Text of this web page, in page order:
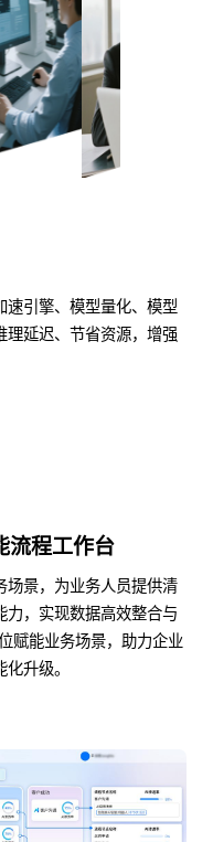
速引擎、模型量化、模型
理延迟、节省资源，增强
程工作台
场景，为业务人员提供清
力，实现数据高效整合与
赋能业务场景，助力企业
升级。